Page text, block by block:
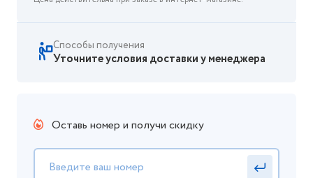
Способы получения
Уточните условия доставки у менеджера
Оставь номер и получи скидку